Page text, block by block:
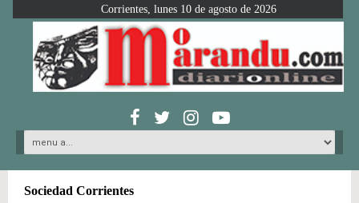
Corrientes, lunes 10 de agosto de 2026
Sociedad Corrientes